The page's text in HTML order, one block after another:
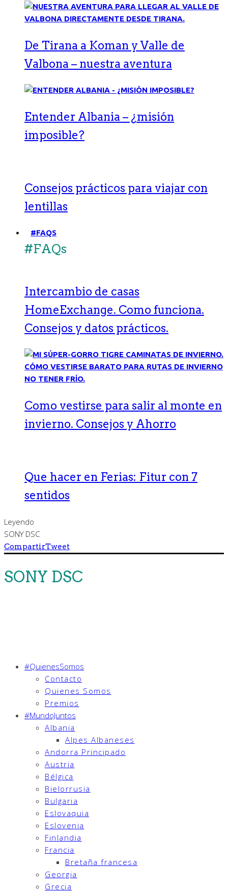
De Tirana a Koman y Valle de
Valbona – nuestra aventura
Entender Albania – ¿misión
imposible?
Consejos prácticos para viajar con
lentillas
#FAQS
#FAQs
Intercambio de casas
HomeExchange. Como funciona.
Consejos y datos prácticos.
Como vestirse para salir al monte en
invierno. Consejos y Ahorro
Que hacer en Ferias: Fitur con 7
sentidos
Leyendo
SONY DSC
CompartirTweet
SONY DSC
#QuienesSomos
Contacto
Quienes Somos
Premios
#MundoJuntos
Albania
Alpes Albaneses
Andorra Principado
Austria
Bélgica
Bielorrusia
Bulgaria
Eslovaquia
Eslovenia
Finlandia
Francia
Bretaña francesa
Georgia
Grecia